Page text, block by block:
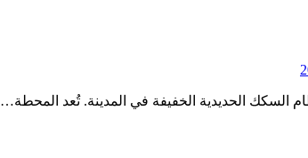
الحديدية الخفيفة في المدينة. تُعد المحطة…